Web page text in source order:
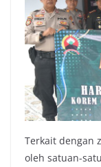
Terkait dengan
oleh satuan-